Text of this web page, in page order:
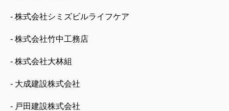
- 株式会社シミズビルライフケア
- 株式会社竹中工務店
- 株式会社大林組
- 大成建設株式会社
- 戸田建設株式会社